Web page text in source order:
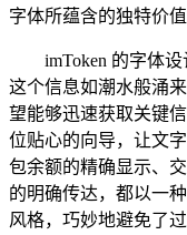
字体所蕴含的独特价值
imToken 的字体
这个信息如潮水般涌
望能够迅速获取关键
位贴心的向导，让文
包余额的精确显示、
的明确传达，都以一
风格，巧妙地避免了